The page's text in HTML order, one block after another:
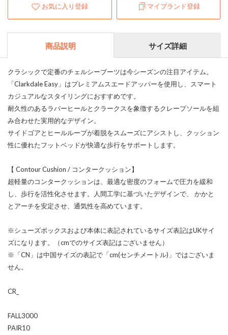
お気に入り登録 マイブランド登録
商品説明 サイズ詳細
クラシックで定番のチェルシーブーツは今シーズンの注目アイテム。
「Clarkdale Easy」はプレミアムスエードアッパーを使用し、スマート
カジュアルなスタイリングにおすすめです。
耐久性のあるラバーヒールとクラークスを象徴するクレープソールを組
み合わせた実用的なデザイン。
サイドゴアとヒールループが着脱をスムーズにアシストし、クッション
性に優れたフットベッドが快適な歩行をサポートします。
【 Contour Cushion / コンタークッション】
超軽量のコンタークッションは、最適な密度のフォームで圧力を緩和
し、歩行を活性化させます。人間工学に基づいたデザインで、 かかと
とアーチを安定させ、通気性を高めています。
※シューズボックスおよび本体に表記されているサイズ表記はUKサイ
ズになります。（cmでのサイズ表記はございません）
※「CN」は中国サイズの表記で「cm(センチメートル)」ではございま
せん。
CR_
FALL3000
PAIR10